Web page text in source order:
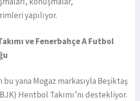
yapılıyor.
ve Fenerbahçe A Futbol
bu yana Mogaz markasıyla Beşiktaş
Hentbol Takımı’nı destekliyor.